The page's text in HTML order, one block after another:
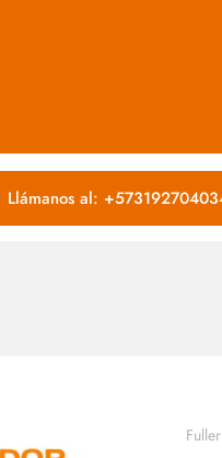
Llámanos al:
Fuller